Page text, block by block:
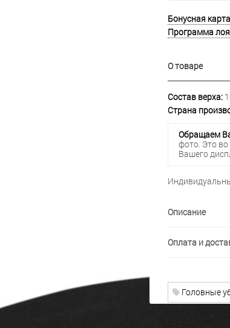
Бонусная
Программа
О товаре
Состав верха:
Страна
Обращаем
фото. Это
Вашего
Описание
Оплата и
Головные